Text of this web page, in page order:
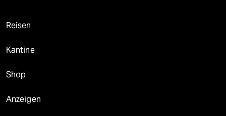
Reisen
Kantine
Shop
Anzeigen